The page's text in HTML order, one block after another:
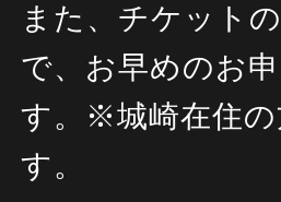
また、チケット
で、お早めのお
す。
※城崎在住
す。